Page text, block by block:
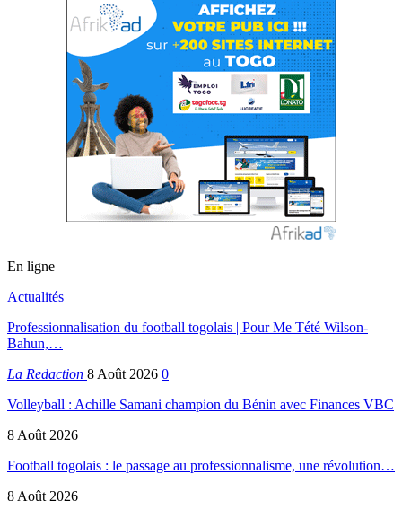
En ligne
Actualités
Professionnalisation du football togolais | Pour Me Tété Wilson-
Bahun,…
La Redaction 8 Août 2026 0
Volleyball : Achille Samani champion du Bénin avec Finances VBC
8 Août 2026
Football togolais : le passage au professionnalisme, une révolution…
8 Août 2026